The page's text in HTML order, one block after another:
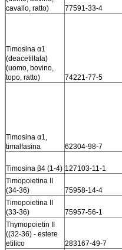
cavallo, ratto)
77591-33-4
Timosina α1
(deacetillata)
(uomo, bovino,
topo, ratto)
74221-77-5
Timosina α1,
timalfasina
62304-98-7
Timosina β4 (1-4) 127103-11-1
Timopoietina II
(34-36)
75958-14-4
Timopoietina II
(33-36)
75957-56-1
Thymopoietin II
((32-36) - estere
etilico
283167-49-7